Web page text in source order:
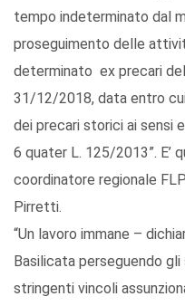
tempo indeterminato dal
proseguimento delle
determinato ex precari
31/12/2018, data entro
dei precari storici ai sensi
6 quater L. 125/2013”. E’
coordinatore regionale
Pirretti.
“Un lavoro immane –
Basilicata perseguendo
stringenti vincoli